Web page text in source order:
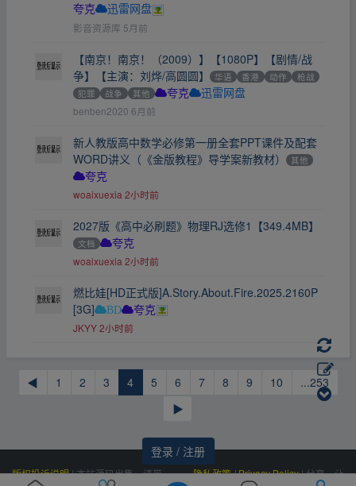
登录 / 注册
夸克
迅雷网盘
影音资源库 5月前
【南京！南京！（2009）】【1080P】【剧情/战
争】【主演：刘烨/高圆圆】
华语 香港 动作
枪战
犯罪
战争 其他 夸克 迅雷网盘
benben2020 6月前
新人教版高中数学必修第一册全套PPT课件及配套
WORD讲义（《金版教程》导学案新教材）
其他
夸克
woaixuexia 2小时前
2027版《高中必刷题》物理RJ选修1【349.4MB】
文档 夸克
woaixuexia 2小时前
燃比娃[HD正式版]A.Story.About.Fire.2025.2160P
[3G]
BD 夸克
JKYY 2小时前
◀ 1 2 3 4 5 6 7 8 9 10
...253
▶
版权投诉说明|本站源码出售，请带
隐私政策 / Privacy Policy|分享，让